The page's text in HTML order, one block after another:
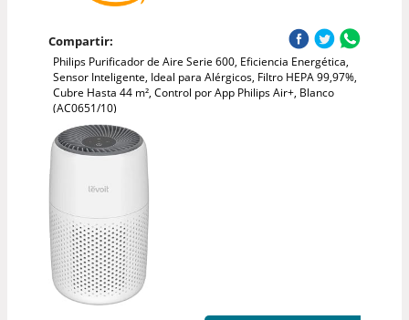
Compartir:
Philips Purificador de Aire Serie 600, Eficiencia Energética,
Sensor Inteligente, Ideal para Alérgicos, Filtro HEPA 99,97%,
Cubre Hasta 44 m², Control por App Philips Air+, Blanco
(AC0651/10)